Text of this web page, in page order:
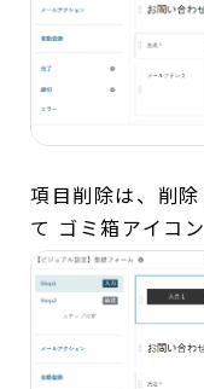
項目削除は、削
て ゴミ箱アイコ